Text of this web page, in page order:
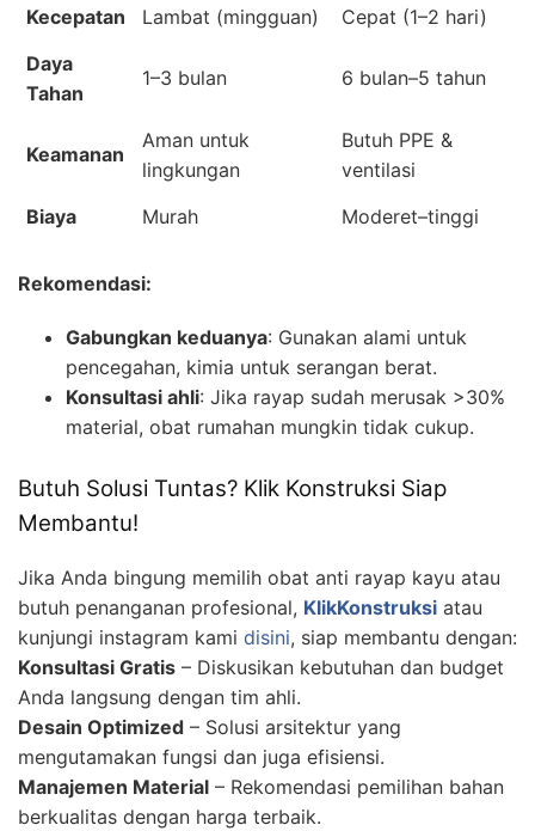
Kecepatan
Lambat (mingguan)
Cepat (1–2 hari)
Daya
Tahan
1–3 bulan 6 bulan–5 tahun
Keamanan
Aman untuk
lingkungan
Butuh PPE &
ventilasi
Biaya
Murah Moderet–tinggi
Rekomendasi:
Gabungkan keduanya: Gunakan alami untuk
pencegahan, kimia untuk serangan berat.
Konsultasi ahli: Jika rayap sudah merusak >30%
material, obat rumahan mungkin tidak cukup.
Butuh Solusi Tuntas? Klik Konstruksi Siap
Membantu!
Jika Anda bingung memilih obat anti rayap kayu atau
butuh penanganan profesional, KlikKonstruksi atau
kunjungi instagram kami disini, siap membantu dengan:
Konsultasi Gratis – Diskusikan kebutuhan dan budget
Anda langsung dengan tim ahli.
Desain Optimized – Solusi arsitektur yang
mengutamakan fungsi dan juga efisiensi.
Manajemen Material – Rekomendasi pemilihan bahan
berkualitas dengan harga terbaik.